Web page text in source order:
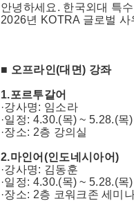
안녕하세요. 한국외대 특
2026년 KOTRA 글로벌
■ 오프라인(대면) 강좌
1.포르투갈어
·강사명: 임소라
·일정: 4.30.(목) ~ 5.28.(
·장소: 2층 강의실
2.마인어(인도네시아어)
·강사명: 김동훈
·일정: 4.30.(목) ~ 5.28.(
·장소: 2층 코워크존 세미